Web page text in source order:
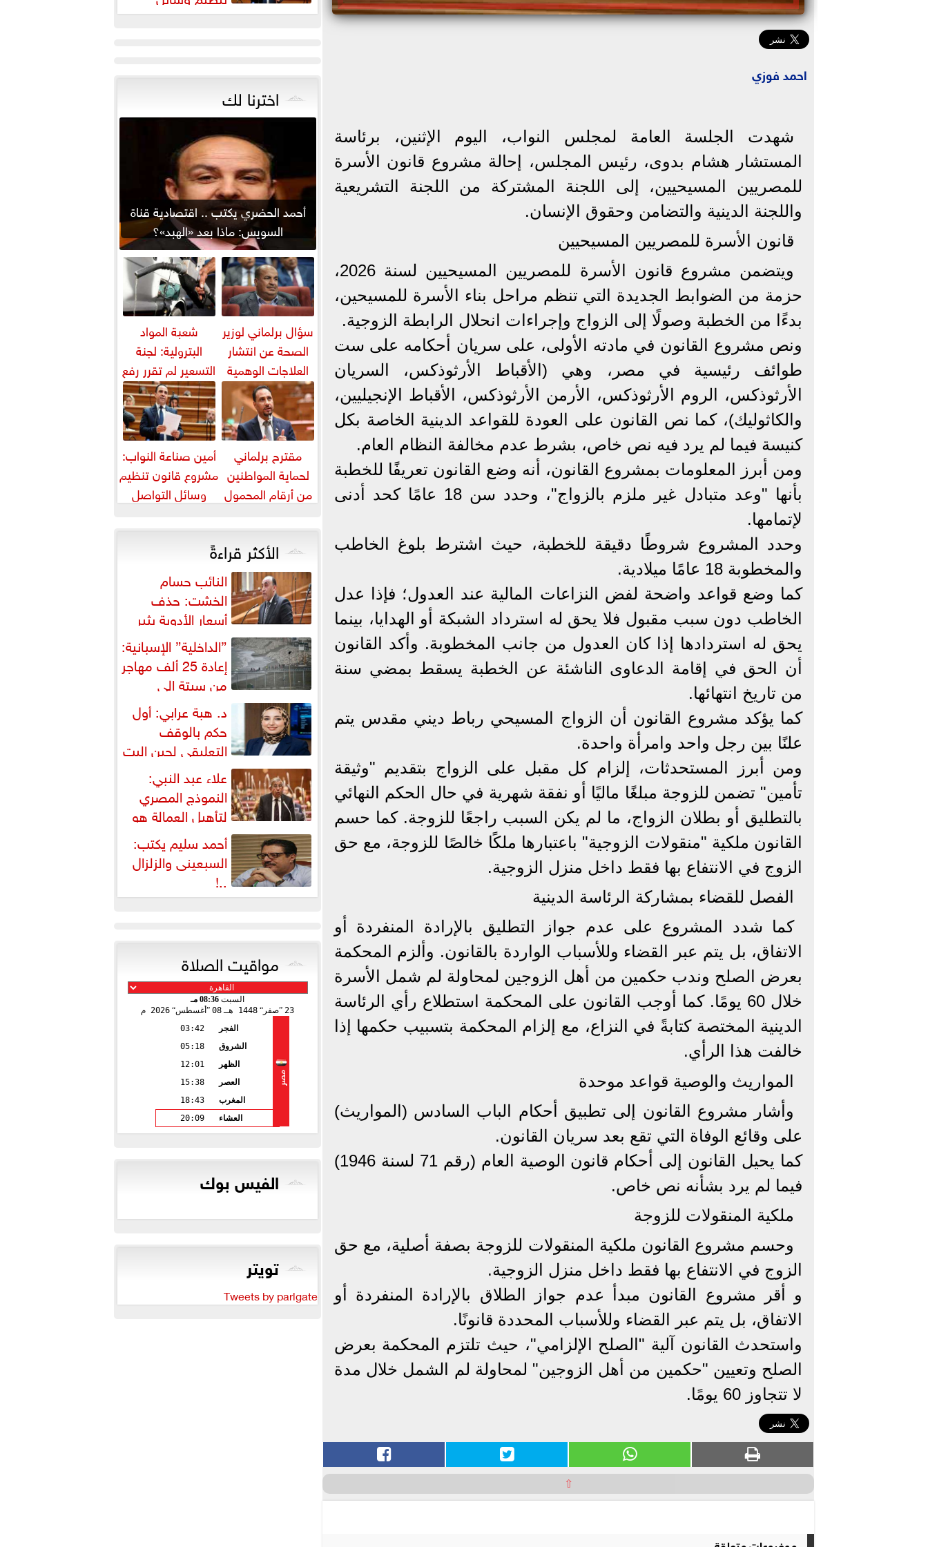
احمد فوزي
شهدت الجلسة العامة لمجلس النواب، اليوم الإثنين، برئاسة
المستشار هشام بدوى، رئيس المجلس، إحالة مشروع قانون الأسرة
للمصريين المسيحيين، إلى اللجنة المشتركة من اللجنة التشريعية
واللجنة الدينية والتضامن وحقوق الإنسان.
قانون الأسرة للمصريين المسيحيين
ويتضمن مشروع قانون الأسرة للمصريين المسيحيين لسنة 2026،
حزمة من الضوابط الجديدة التي تنظم مراحل بناء الأسرة للمسيحين،
بدءًا من الخطبة وصولًا إلى الزواج وإجراءات انحلال الرابطة الزوجية.
ونص مشروع القانون في مادته الأولى، على سريان أحكامه على ست
طوائف رئيسية في مصر، وهي (الأقباط الأرثوذكس، السريان
الأرثوذكس، الروم الأرثوذكس، الأرمن الأرثوذكس، الأقباط الإنجيليين،
والكاثوليك)، كما نص القانون على العودة للقواعد الدينية الخاصة بكل
كنيسة فيما لم يرد فيه نص خاص، بشرط عدم مخالفة النظام العام.
ومن أبرز المعلومات بمشروع القانون، أنه وضع القانون تعريفًا للخطبة
بأنها "وعد متبادل غير ملزم بالزواج"، وحدد سن 18 عامًا كحد أدنى
لإتمامها.
وحدد المشروع شروطًا دقيقة للخطبة، حيث اشترط بلوغ الخاطب
والمخطوبة 18 عامًا ميلادية.
كما وضع قواعد واضحة لفض النزاعات المالية عند العدول؛ فإذا عدل
الخاطب دون سبب مقبول فلا يحق له استرداد الشبكة أو الهدايا، بينما
يحق له استردادها إذا كان العدول من جانب المخطوبة. وأكد القانون
أن الحق في إقامة الدعاوى الناشئة عن الخطبة يسقط بمضي سنة
من تاريخ انتهائها.
كما يؤكد مشروع القانون أن الزواج المسيحي رباط ديني مقدس يتم
علنًا بين رجل واحد وامرأة واحدة.
ومن أبرز المستحدثات، إلزام كل مقبل على الزواج بتقديم "وثيقة
تأمين" تضمن للزوجة مبلغًا ماليًا أو نفقة شهرية في حال الحكم النهائي
بالتطليق أو بطلان الزواج، ما لم يكن السبب راجعًا للزوجة. كما حسم
القانون ملكية "منقولات الزوجية" باعتبارها ملكًا خالصًا للزوجة، مع حق
الزوج في الانتفاع بها فقط داخل منزل الزوجية.
الفصل للقضاء بمشاركة الرئاسة الدينية
كما شدد المشروع على عدم جواز التطليق بالإرادة المنفردة أو
الاتفاق، بل يتم عبر القضاء وللأسباب الواردة بالقانون. وألزم المحكمة
بعرض الصلح وندب حكمين من أهل الزوجين لمحاولة لم شمل الأسرة
خلال 60 يومًا. كما أوجب القانون على المحكمة استطلاع رأي الرئاسة
الدينية المختصة كتابةً في النزاع، مع إلزام المحكمة بتسبيب حكمها إذا
خالفت هذا الرأي.
المواريث والوصية قواعد موحدة
وأشار مشروع القانون إلى تطبيق أحكام الباب السادس (المواريث)
على وقائع الوفاة التي تقع بعد سريان القانون.
كما يحيل القانون إلى أحكام قانون الوصية العام (رقم 71 لسنة 1946)
فيما لم يرد بشأنه نص خاص.
ملكية المنقولات للزوجة
وحسم مشروع القانون ملكية المنقولات للزوجة بصفة أصلية، مع حق
الزوج في الانتفاع بها فقط داخل منزل الزوجية.
و أقر مشروع القانون مبدأ عدم جواز الطلاق بالإرادة المنفردة أو
الاتفاق، بل يتم عبر القضاء وللأسباب المحددة قانونًا.
واستحدث القانون آلية "الصلح الإلزامي"، حيث تلتزم المحكمة بعرض
الصلح وتعيين "حكمين من أهل الزوجين" لمحاولة لم الشمل خلال مدة
لا تتجاوز 60 يومًا.
⇧
التواصل يواجه التزييف العميق
اخترنا لك
أحمد الحضري يكتب .. اقتصادية قناة
السويس: ماذا بعد «الهبد»؟
سؤال برلماني لوزير
الصحة عن انتشار
العلاجات الوهمية
لمرضى السرطان
شعبة المواد
البترولية: لجنة
التسعير لم تقرر رفع
أسعار البنزين
والسولار حتى...
مقترح برلماني
لحماية المواطنين
من أرقام المحمول
أمين صناعة النواب:
مشروع قانون تنظيم
وسائل التواصل
العميق ويحمي...
الأكثر قراءةً
النائب حسام
الخشت: حذف
أسعار الأدوية يثير
إشكالية دستورية ويهدد حق
المواطن...
”الداخلية” الإسبانية:
إعادة 25 ألف مهاجر
من سبتة إلى
المغرب... وارتفاع حصيلة...
د. هبة عرابي: أول
حكم بالوقف
التعليقي لحين البت
في الطعن على... علاء عبد النبي:
النموذج المصري
لتأهيل العمالة هو
البديل العملي والأمثل لأزمات...
أحمد سليم يكتب:
السبعينى والزلزال
..!
مواقيت الصلاة
السبت 08:36 مـ
23 صفر 1448 هـ 08 أغسطس 2026 م
مصر
الفجر
03:42
الشروق
05:18
الظهر
12:01
العصر
15:38
المغرب
18:43
العشاء
20:09
الفيس بوك
تويتر
Tweets by parlgate